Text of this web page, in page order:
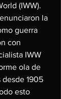
(IWW).
la
guerra
con
IWW
ola de
1905
esto